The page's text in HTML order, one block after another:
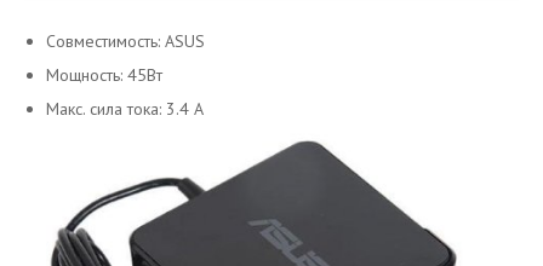
Совместимость:ASUS
Мощность: 45Вт
Макс. сила тока: 3.4 А